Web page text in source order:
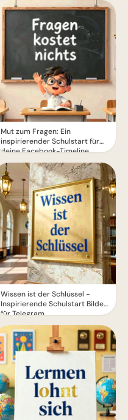
Mut zum Fragen: Ein
inspirierender Schulstart für
deine Facebook-Timeline
Wissen ist der Schlüssel -
Inspirierende Schulstart Bilder
für Telegram